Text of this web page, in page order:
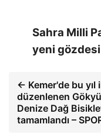
Sahra Milli
yeni
← Kemer'de bu yıl
düzenlenen
Denize Dağ
tamamlandı –